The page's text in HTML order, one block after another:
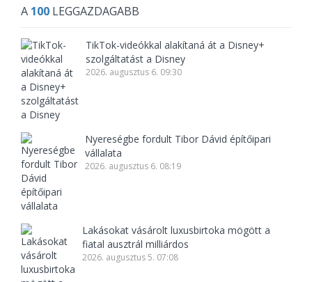
A 100 LEGGAZDAGABB
TikTok-videókkal alakítaná át a Disney+
szolgáltatást a Disney
2026. augusztus 6. 09:30
Nyereségbe fordult Tibor Dávid építőipari
vállalata
2026. augusztus 6. 08:19
Lakásokat vásárolt luxusbirtoka mögött a
fiatal ausztrál milliárdos
2026. augusztus 5. 07:08